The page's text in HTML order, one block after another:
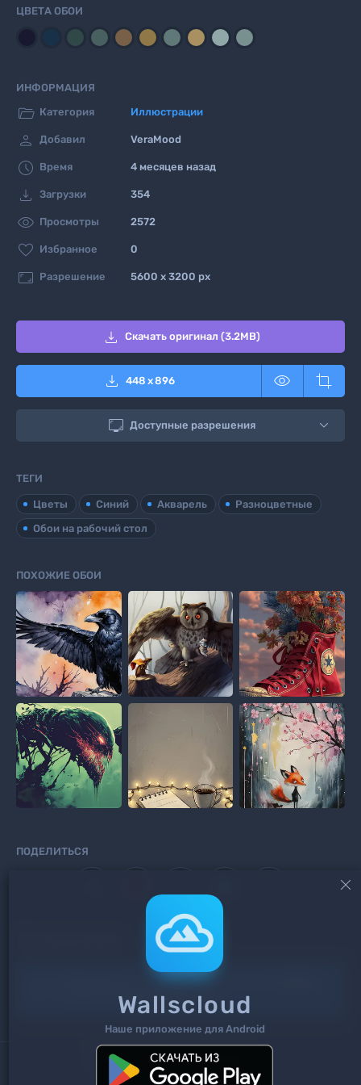
ЦВЕТА ОБОИ
ИНФОРМАЦИЯ
 Категория Иллюстрации
 Добавил VeraMood
 Время 4 месяцев назад
 Загрузки 354
 Просмотры 2572
 Избранное 0
 Разрешение 5600 x 3200 px
 Скачать оригинал (3.2MB)
 448 x896  
 Доступные разрешения
ТЕГИ
Цветы Синий Акварель
Разноцветные
Обои на рабочий стол
ПОХОЖИЕ ОБОИ
ПОДЕЛИТЬСЯ
Чтоб добавить комментарий
на сайт илизарегистрируйтесь
Поиск Теги Контакты

Wallscloud
Наше приложение для Android